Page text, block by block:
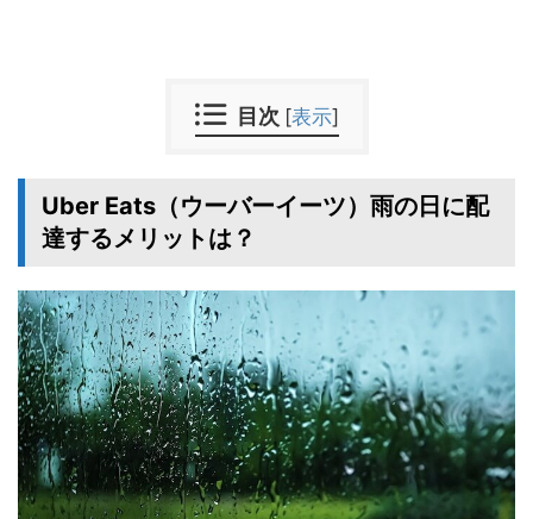
目次 [表示]
Uber Eats（ウーバーイーツ）雨の日に配
達するメリットは？